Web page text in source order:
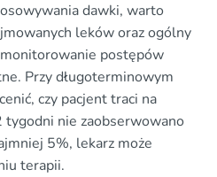
dawki, warto
leków oraz ogólny
postępów
Przy długoterminowym
czy pacjent traci na
nie zaobserwowano
5%, lekarz może
terapii.